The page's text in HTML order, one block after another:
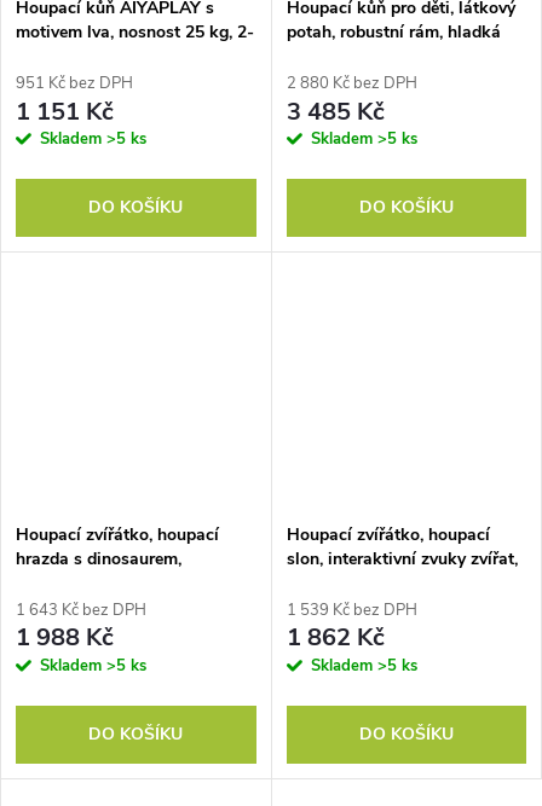
Houpací kůň AIYAPLAY s
motivem lva, nosnost 25 kg, 2-
951 Kč bez DPH
1 151 Kč
Skladem >5 ks
DO KOŠÍKU
Houpací kůň pro děti, látkový
potah, robustní rám, hladká
let, hnědá
2 880 Kč bez DPH
3 485 Kč
Skladem >5 ks
DO KOŠÍKU
Houpací zvířátko, houpací
hrazda s dinosaurem,
měkká výplň, dřevěný rám, 65
x 38 x 72 cm, zelená
1 643 Kč bez DPH
1 988 Kč
Skladem >5 ks
DO KOŠÍKU
Houpací zvířátko, houpací
slon, interaktivní zvuky zvířat,
roky, 65 x 35 x 50 cm, hnědá
1 539 Kč bez DPH
1 862 Kč
Skladem >5 ks
DO KOŠÍKU